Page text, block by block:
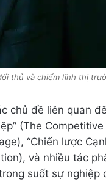
thủ và chiếm lĩnh thị
chủ đề liên quan
(The
“Chiến lược
và nhiều tác
suốt sự nghiệp